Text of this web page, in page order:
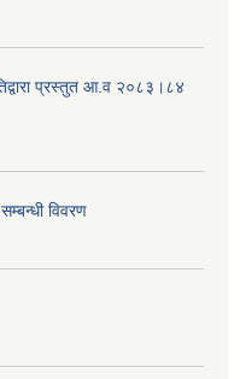
प्रस्तुत आ.व‍ २०८३।८४
विवरण